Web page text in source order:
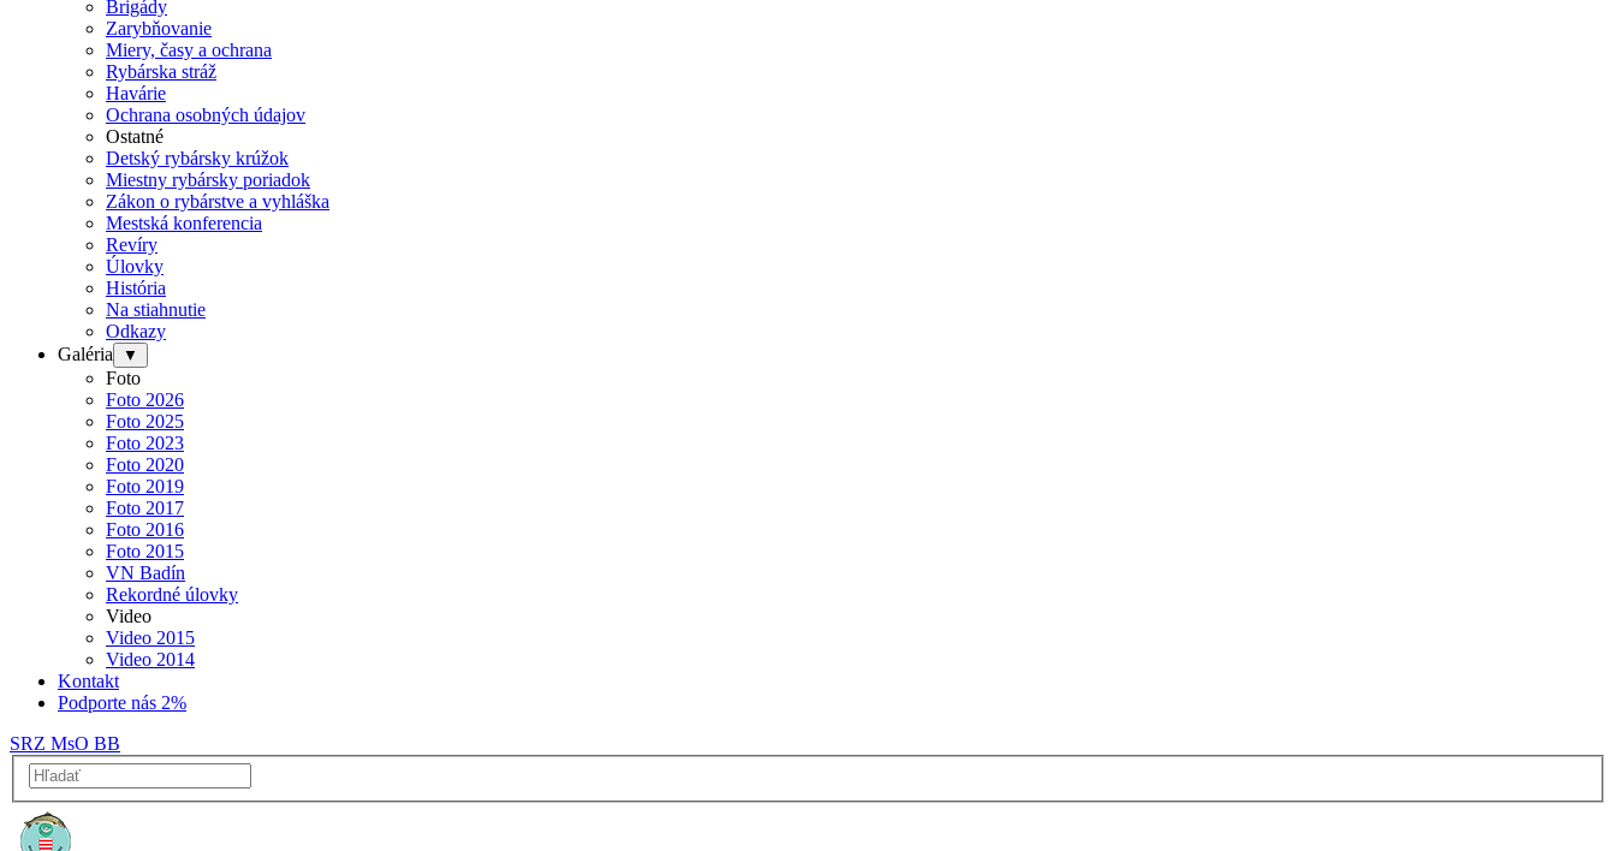
Brigády
Zarybňovanie
Miery, časy a ochrana
Rybárska stráž
Havárie
Ochrana osobných údajov
Ostatné
Detský rybársky krúžok
Miestny rybársky poriadok
Zákon o rybárstve a vyhláška
Mestská konferencia
Revíry
Úlovky
História
Na stiahnutie
Odkazy
Galéria
▼
Foto
Foto 2026
Foto 2025
Foto 2023
Foto 2020
Foto 2019
Foto 2017
Foto 2016
Foto 2015
VN Badín
Rekordné úlovky
Video
Video 2015
Video 2014
Kontakt
Podporte nás 2%
SRZ MsO BB